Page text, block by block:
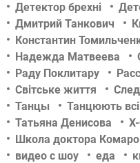
Детектор брехні
Дмитрий Танкович
Константин
Надежда Матвеева
Раду Поклитару
Світське життя
Танцы
Танцюють
Татьяна Денисова
Школа доктора
видео с шоу
еда